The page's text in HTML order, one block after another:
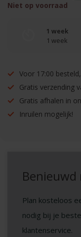
Niet op voorraad
1 week
1 week
Voor 17:00
Gratis verzending
Gratis afhalen in
Inruilen mogelijk!
Plan kosteloos
nodig bij je
klantenservice.